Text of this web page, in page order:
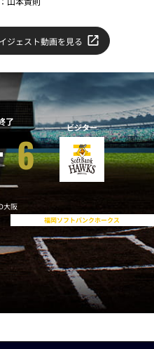
ジェスト動画を見る
了
6
大阪
ビジター
福岡ソフトバンクホークス